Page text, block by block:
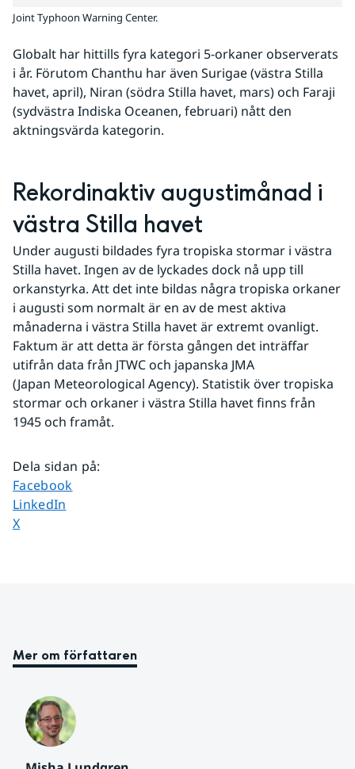
Joint Typhoon Warning Center.
Globalt har hittills fyra kategori 5-orkaner observerats
i år. Förutom Chanthu har även Surigae (västra Stilla
havet, april), Niran (södra Stilla havet, mars) och Faraji
(sydvästra Indiska Oceanen, februari) nått den
aktningsvärda kategorin.
Rekordinaktiv augustimånad i
västra Stilla havet
Under augusti bildades fyra tropiska stormar i västra
Stilla havet. Ingen av de lyckades dock nå upp till
orkanstyrka. Att det inte bildas några tropiska orkaner
i augusti som normalt är en av de mest aktiva
månaderna i västra Stilla havet är extremt ovanligt.
Faktum är att detta är första gången det inträffar
utifrån data från JTWC och japanska JMA
(Japan Meteorological Agency). Statistik över tropiska
stormar och orkaner i västra Stilla havet finns från
1945 och framåt.
Dela sidan på:
Dela sidan på
Facebook
Dela sidan på
LinkedIn
Dela sidan på
X
Mer om författaren